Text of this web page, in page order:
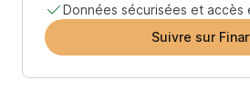
Données sécurisées et accès
Suivre sur